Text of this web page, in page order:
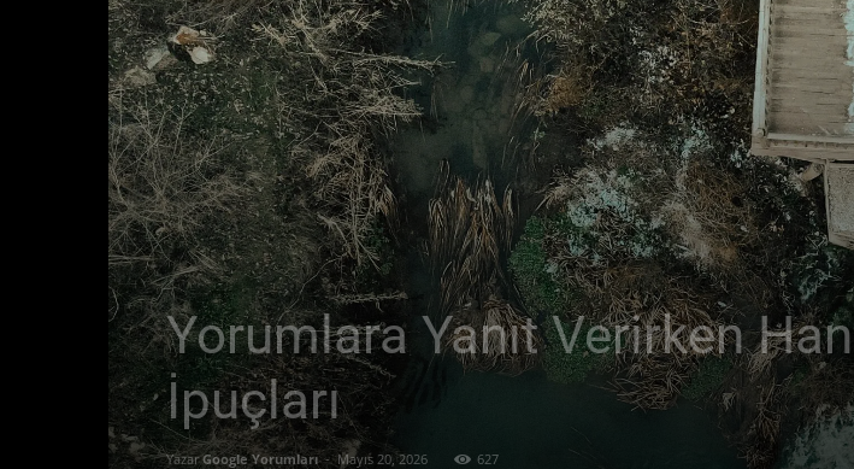
Yorumları
Yorumlara Yanıt Verirken
İpuçları
YazarGoogle Yorumları - Mayıs 20, 2026 627